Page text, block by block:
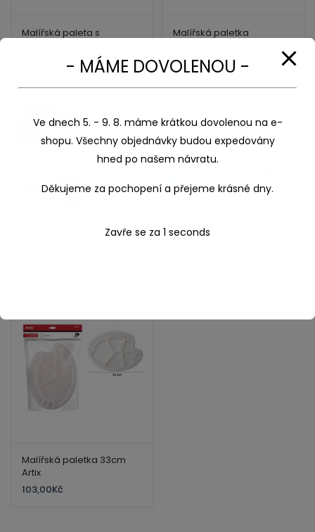
Malířská paleta s
99,00 Kč
Malířská paletka
46,00Kč 52,00 Kč
Malířská paletka 33cm
Artix
103,00Kč
- MÁME DOVOLENOU -
Ve dnech 5. - 9. 8. máme krátkou dovolenou na e-
shopu. Všechny objednávky budou expedovány
hned po našem návratu.
Děkujeme za pochopení a přejeme krásné dny.
Zavře se za 1 seconds